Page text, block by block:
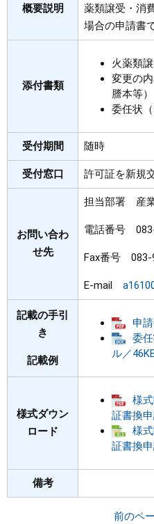
概要説明
薬類譲受・消
場合の申請書で
添付書類
火薬類
変更の
謄本等）
委任状
受付期間 随時
受付窓口 許可証を新規
お問い合わ
せ先
担当部署 産
電話番号
Fax番号 083-
E-mail
記載の手引
き
記載例
申
委
ル／
様式ダウン
ロード
様
証書換
様
証書換
備考
前のペ